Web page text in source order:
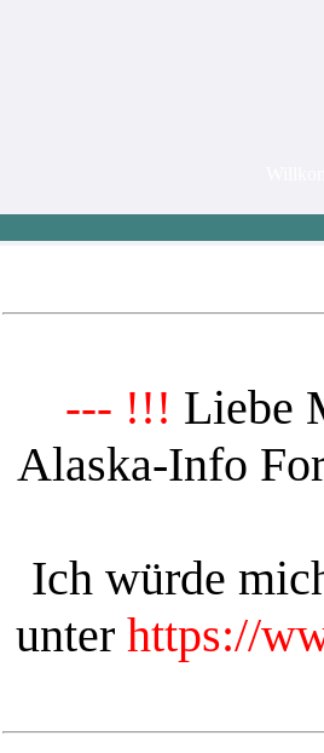
--- !!! Liebe
Alaska-Info
Ich würde
unter https://